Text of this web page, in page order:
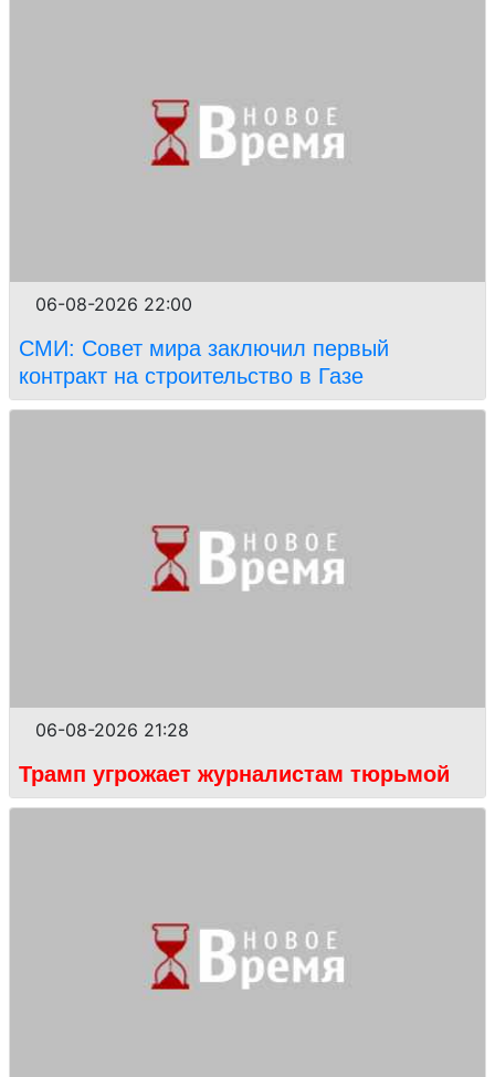
06-08-2026 22:00
СМИ: Совет мира заключил первый
контракт на строительство в Газе
06-08-2026 21:28
Трамп угрожает журналистам тюрьмой